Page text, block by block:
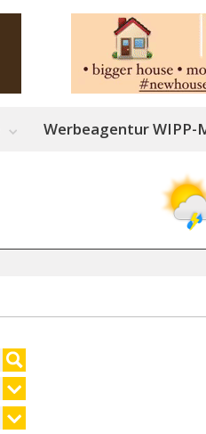
Werbeagentur WIPP-